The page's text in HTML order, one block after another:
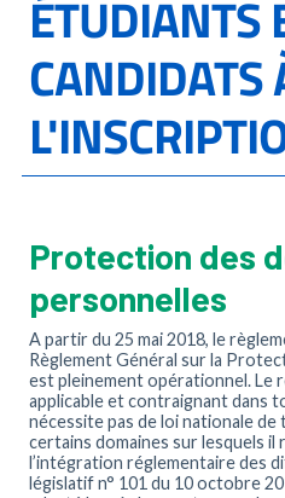
ÉTUDIANTS
CANDIDATS
Protection des
personnelles
A partir du 25 mai 2018, le
Règlement Général sur la
est pleinement opérationnel. Le
applicable et contraignant dans
nécessite pas de loi nationale de
certains domaines sur lesquels
l’intégration réglementaire des
législatif n° 101 du 10 octobre